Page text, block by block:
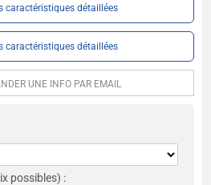
caractéristiques détaillées
caractéristiques détaillées
UNE INFO PAR EMAIL
possibles) :